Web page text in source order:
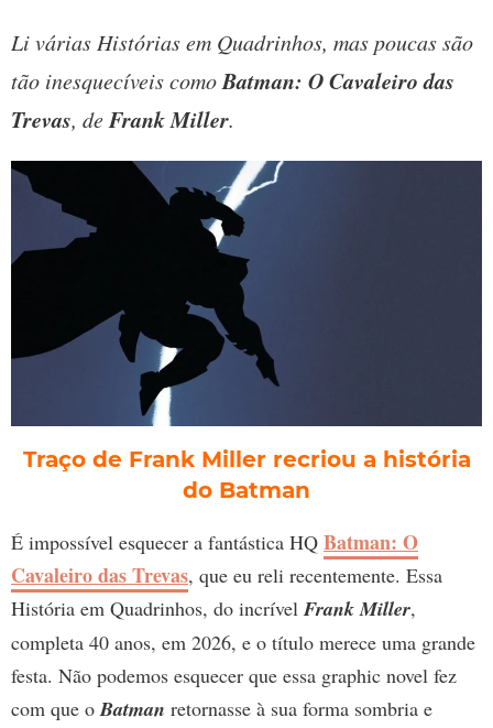
Li várias Histórias em Quadrinhos, mas poucas são
tão inesquecíveis comoBatman: O Cavaleiro das
Trevas, deFrank Miller.
Traço de Frank Miller recriou a história
do Batman
É impossível esquecer a fantástica HQ Batman: O
Cavaleiro das Trevas, que eu reli recentemente. Essa
História em Quadrinhos, do incrível Frank Miller,
completa 40 anos, em 2026, e o título merece uma grande
festa. Não podemos esquecer que essa graphic novel fez
com que oBatman retornasse à sua forma sombria e